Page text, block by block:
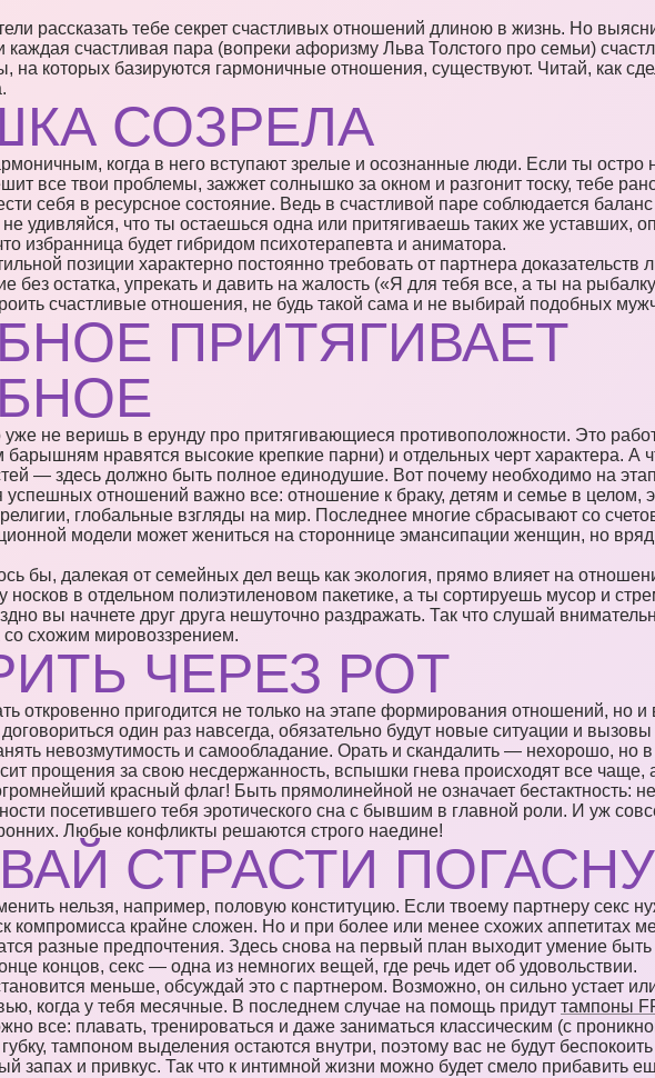
рассказать тебе секрет счастливых отношений длиною в жизнь. Но
каждая счастливая пара (вопреки афоризму Льва Толстого про семьи)
на которых базируются гармоничные отношения, существуют. Читай, как
СОЗРЕЛА
когда в него вступают зрелые и осознанные люди. Если ты
все твои проблемы, зажжет солнышко за окном и разгонит тоску, тебе
себя в ресурсное состояние. Ведь в счастливой паре соблюдается баланс
не удивляйся, что ты остаешься одна или притягиваешь таких же уставших,
избранница будет гибридом психотерапевта и аниматора.
позиции характерно постоянно требовать от партнера доказательств
без остатка, упрекать и давить на жалость («Я для тебя все, а ты на
счастливые отношения, не будь такой сама и не выбирай подобных
ПРИТЯГИВАЕТ
не веришь в ерунду про притягивающиеся противоположности. Это
нравятся высокие крепкие парни) и отдельных черт характера. А
— здесь должно быть полное единодушие. Вот почему необходимо на
успешных отношений важно все: отношение к браку, детям и семье в целом,
глобальные взгляды на мир. Последнее многие сбрасывают со
модели может жениться на стороннице эмансипации женщин, но вряд
бы, далекая от семейных дел вещь как экология, прямо влияет на
носков в отдельном полиэтиленовом пакетике, а ты сортируешь мусор и
вы начнете друг друга нешуточно раздражать. Так что слушай
схожим мировоззрением.
ЧЕРЕЗ РОТ
откровенно пригодится не только на этапе формирования отношений, но
один раз навсегда, обязательно будут новые ситуации и
невозмутимость и самообладание. Орать и скандалить — нехорошо, но
прощения за свою несдержанность, вспышки гнева происходят все чаще,
красный флаг! Быть прямолинейной не означает бестактность:
посетившего тебя эротического сна с бывшим в главной роли. И уж
Любые конфликты решаются строго наедине!
СТРАСТИ
нельзя, например, половую конституцию. Если твоему партнеру секс
компромисса крайне сложен. Но и при более или менее схожих аппетитах
разные предпочтения. Здесь снова на первый план выходит умение
концов, секс — одна из немногих вещей, где речь идет об удовольствии.
меньше, обсуждай это с партнером. Возможно, он сильно устает
когда у тебя месячные. В последнем случае на помощь придут тампоны
все: плавать, тренироваться и даже заниматься классическим (с
тампоном выделения остаются внутри, поэтому вас не будут
запах и привкус. Так что к интимной жизни можно будет смело прибавить